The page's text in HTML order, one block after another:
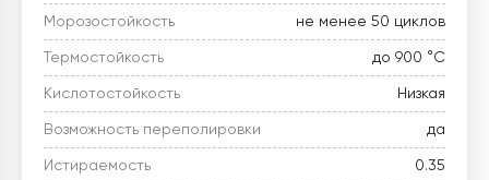
Морозостойкость не менее 50 циклов
Термостойкость до 900 °C
Кислотостойкость Низкая
Возможность переполировки да
Истираемость 0.35